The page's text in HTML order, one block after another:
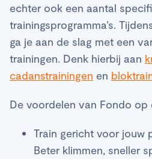
echter ook een aantal
trainingsprogramma’s.
ga je aan de slag met een
trainingen. Denk hierbij aan
cadanstrainingen en
De voordelen van Fondo op
Train gericht voor jouw
Beter klimmen, sneller